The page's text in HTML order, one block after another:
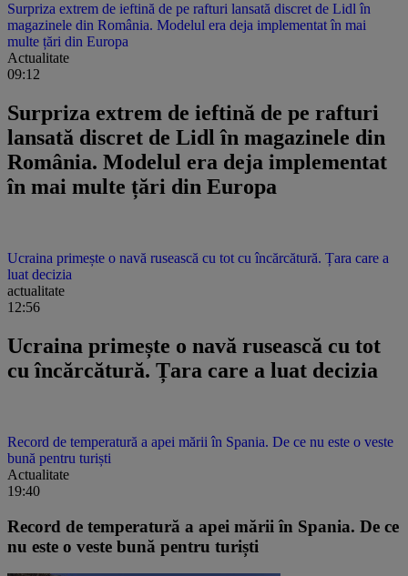
Surpriza extrem de ieftină de pe rafturi lansată discret de Lidl în
magazinele din România. Modelul era deja implementat în mai
multe țări din Europa
Actualitate
09:12
Surpriza extrem de ieftină de pe rafturi
lansată discret de Lidl în magazinele din
România. Modelul era deja implementat
în mai multe țări din Europa
Ucraina primește o navă rusească cu tot cu încărcătură. Țara care a
luat decizia
actualitate
12:56
Ucraina primește o navă rusească cu tot
cu încărcătură. Țara care a luat decizia
Record de temperatură a apei mării în Spania. De ce nu este o veste
bună pentru turiști
Actualitate
19:40
Record de temperatură a apei mării în Spania. De ce
nu este o veste bună pentru turiști